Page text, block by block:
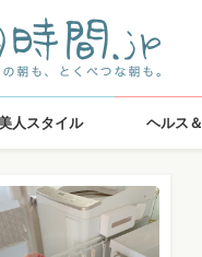
人スタイル ヘルス